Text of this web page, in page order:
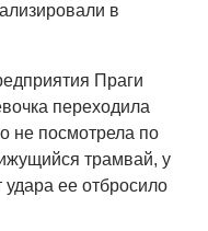
в
Праги
переходила
не посмотрела по
трамвай, у
ее отбросило